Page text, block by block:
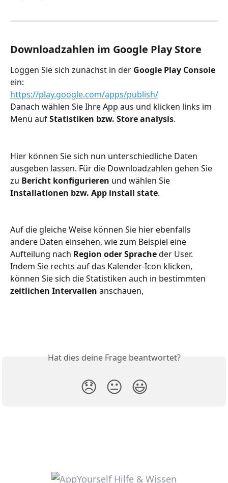
Downloadzahlen im Google Play Store
Loggen Sie sich zunächst in der Google Play Console
ein:
https://play.google.com/apps/publish/
Danach wählen Sie Ihre App aus und klicken links im
Menü auf Statistiken bzw. Store analysis.
Hier können Sie sich nun unterschiedliche Daten
ausgeben lassen. Für die Downloadzahlen gehen Sie
zu Bericht konfigurieren und wählen Sie
Installationen bzw. App install state.
Auf die gleiche Weise können Sie hier ebenfalls
andere Daten einsehen, wie zum Beispiel eine
Aufteilung nach Region oder Sprache der User.
Indem Sie rechts auf das Kalender-Icon klicken,
können Sie sich die Statistiken auch in bestimmten
zeitlichen Intervallen anschauen,
Hat dies deine Frage beantwortet?
😞 😐 😃